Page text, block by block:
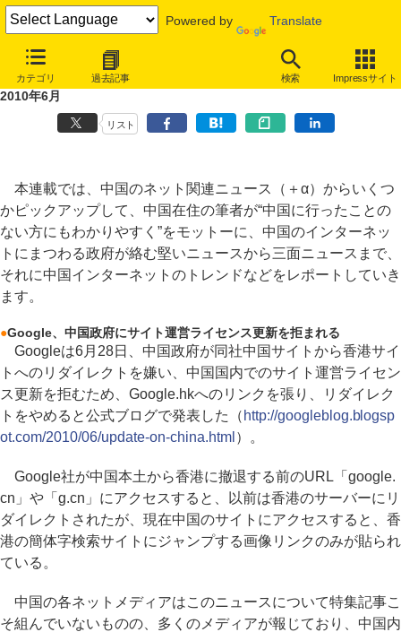
Powered by Translate
カテゴリ 過去記事 検索 Impressサイト
山谷剛史のマンスリー・チャイナネット事件簿
Google、中国政府にサイト運営ライセンス更新を拒まれる ほか～
2010年6月
リスト
本連載では、中国のネット関連ニュース（＋α）からいくつ
かピックアップして、中国在住の筆者が“中国に行ったことの
ない方にもわかりやすく”をモットーに、中国のインターネッ
トにまつわる政府が絡む堅いニュースから三面ニュースまで、
それに中国インターネットのトレンドなどをレポートしていき
ます。
●Google、中国政府にサイト運営ライセンス更新を拒まれる
Googleは6月28日、中国政府が同社中国サイトから香港サイ
トへのリダイレクトを嫌い、中国国内でのサイト運営ライセン
ス更新を拒むため、Google.hkへのリンクを張り、リダイレク
トをやめると公式ブログで発表した（ http://googleblog.blogsp
ot.com/2010/06/update-on-china.html ）。
Google社が中国本土から香港に撤退する前のURL「google.
cn」や「g.cn」にアクセスすると、以前は香港のサーバーにリ
ダイレクトされたが、現在中国のサイトにアクセスすると、香
港の簡体字検索サイトにジャンプする画像リンクのみが貼られ
ている。
中国の各ネットメディアはこのニュースについて特集記事こ
そ組んでいないものの、多くのメディアが報じており、中国内